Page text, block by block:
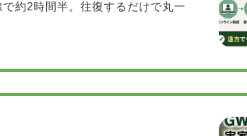
約2時間半。往復するだけで丸一